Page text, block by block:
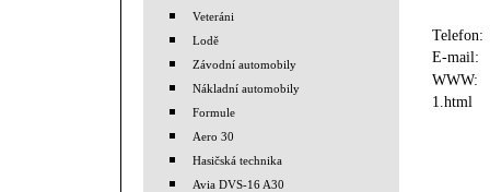
Veteráni
Lodě
Závodní automobily
Nákladní automobily
Formule
Aero 30
Hasičská technika
Avia DVS-16 A30
E-
WWW:
1.html